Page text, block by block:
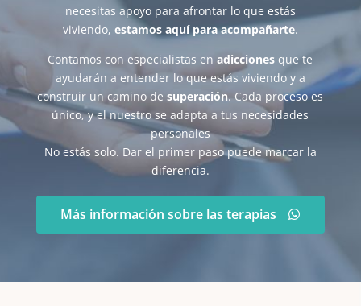
necesitas apoyo para afrontar lo que estás
viviendo, estamos aquí para acompañarte.
Contamos con especialistas enadicciones que te
ayudarán a entender lo que estás viviendo y a
construir un camino desuperación. Cada proceso es
único, y el nuestro se adapta a tus necesidades
personales
No estás solo. Dar el primer paso puede marcar la
diferencia.
Más información sobre las terapias